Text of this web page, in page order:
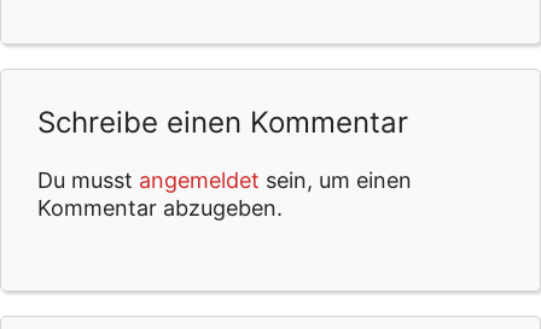
Schreibe einen Kommentar
Du musst angemeldet sein, um einen
Kommentar abzugeben.